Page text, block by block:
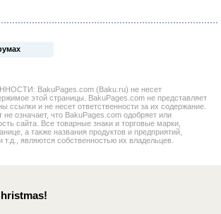
BakuPages.com (Baku.ru) не несет
этой страницы. BakuPages.com не представляет
ссылки и не несет ответственности за их содержание.
не означает, что BakuPages.com одобряет или
сайта. Все товарные знаки и торговые марки,
а также названия продуктов и предприятий,
т.д., являются собственностью их владельцев.